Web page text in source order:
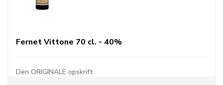
Fernet Vittone 70 cl. - 40%
Den ORIGINALE opskrift